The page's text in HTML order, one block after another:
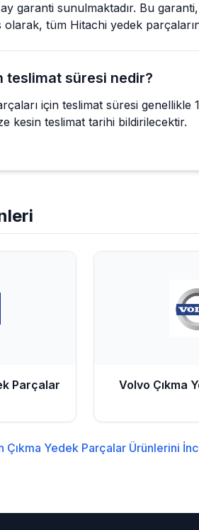
garanti sunulmaktadır. Bu
tüm Hitachi yedek
teslimat süresi nedir?
için teslimat süresi
kesin teslimat tarihi bildirilecektir.
Parçalar Volvo Çıkma
Çıkma Yedek Parçalar Ürünlerini